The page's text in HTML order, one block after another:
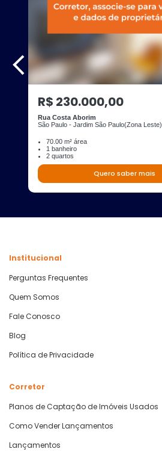
R$ 230.000,00
Rua Costa Aborim
São Paulo - Jardim São Paulo(Zona Leste)
70.00 m² área
1 banheiro
2 quartos
Quero saber mais
Institucional
Perguntas Frequentes
Quem Somos
Fale Conosco
Blog
Política de Privacidade
Corretor
Planos de Captação de Imóveis Usados
Como Vender Lançamentos
Lançamentos